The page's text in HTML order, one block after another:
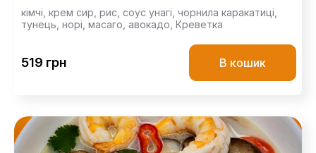
кімчі, крем сир, рис, соус унагі, чорнила каракатиці,
тунець, норі, масаго, авокадо, Креветка
519 грн В кошик